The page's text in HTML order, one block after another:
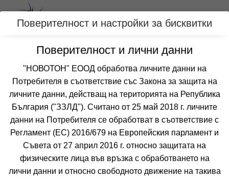
Вход
Категории
Оферти с all inclusive за КРИТ-ЛАСИТИ,
ГЪРЦИЯ
Още курорти Филтри
 Сортирай по:
Поверителност и настройки за бисквитки
Поверителност и лични данни
"НОВОТОН" ЕООД обработва личните данни на
Потребителя в съответствие със Закона за защита на
личните данни, действащ на територията на Република
България ("ЗЗЛД"). Считано от 25 май 2018 г. личните
данни на Потребителя се обработват в съответствие с
Регламент (ЕС) 2016/679 на Европейския парламент и
Съвета от 27 април 2016 г. относно защитата на
физическите лица във връзка с обработването на
лични данни и относно свободното движение на такива